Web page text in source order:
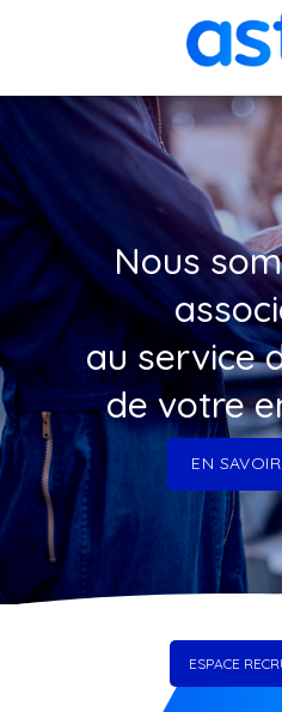
Nous
au service
de votre
EN
ESPACE